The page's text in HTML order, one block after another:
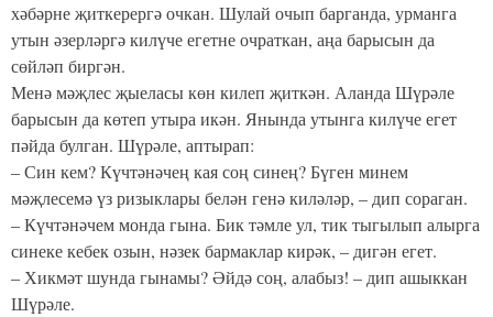
хәбәрне җиткерергә очкан. Шулай очып барганда, урманга
утын әзерләргә килүче егетне очраткан, аңа барысын да
сөйләп биргән.
Менә мәҗлес җыеласы көн килеп җиткән. Аланда Шүрәле
барысын да көтеп утыра икән. Янында утынга килүче егет
пәйда булган. Шүрәле, аптырап:
– Син кем? Күчтәнәчең кая соң синең? Бүген минем
мәҗлесемә үз ризыклары белән генә киләләр, – дип сораган.
– Күчтәнәчем монда гына. Бик тәмле ул, тик тыгылып алырга
синеке кебек озын, нәзек бармаклар кирәк, – дигән егет.
– Хикмәт шунда гынамы? Әйдә соң, алабыз! – дип ашыккан
Шүрәле.